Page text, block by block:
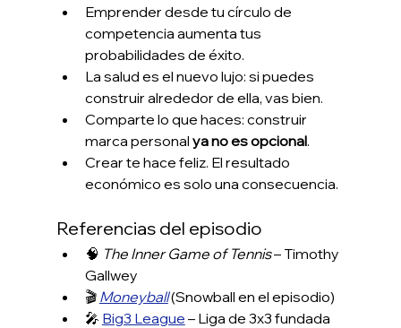
Emprender desde tu círculo de
competencia aumenta tus
probabilidades de éxito.
La salud es el nuevo lujo: si puedes
construir alrededor de ella, vas bien.
Comparte lo que haces: construir
marca personal ya no es opcional.
Crear te hace feliz. El resultado
económico es solo una consecuencia.
Referencias del episodio
🧠 The Inner Game of Tennis – Timothy
Gallwey
🎬 Moneyball (Snowball en el episodio)
🎤 Big3 League – Liga de 3x3 fundada